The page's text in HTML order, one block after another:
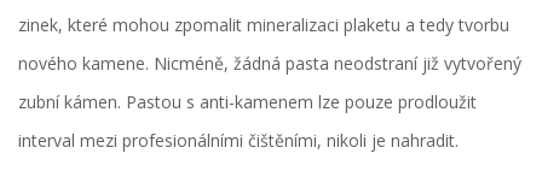
zinek, které mohou zpomalit mineralizaci plaketu a tedy tvorbu
nového kamene. Nicméně, žádná pasta neodstraní již vytvořený
zubní kámen. Pastou s anti-kamenem lze pouze prodloužit
interval mezi profesionálními čištěními, nikoli je nahradit.